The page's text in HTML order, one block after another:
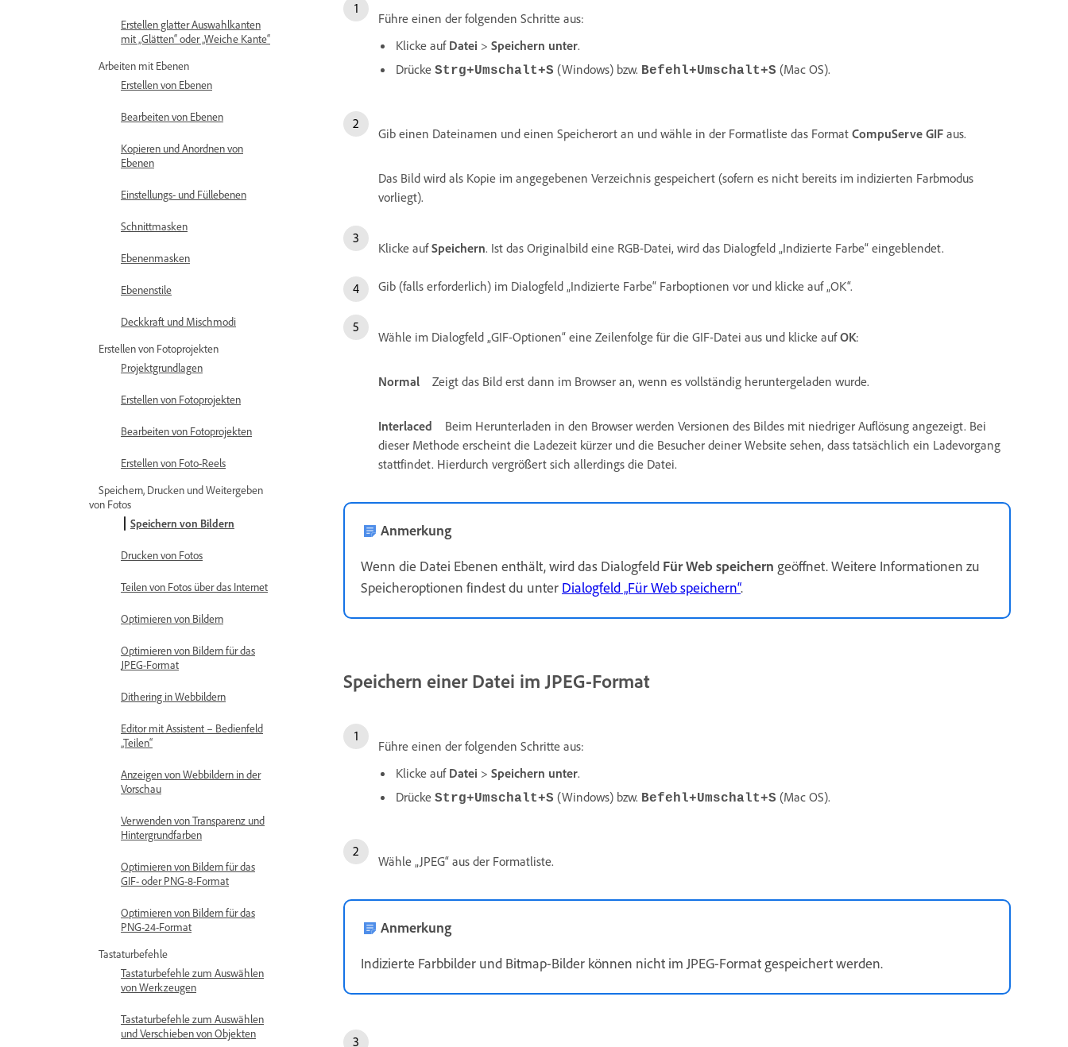
Erstellen glatter Auswahlkanten
mit „Glätten“ oder „Weiche Kante“
Arbeiten mit Ebenen
Erstellen von Ebenen
Bearbeiten von Ebenen
Kopieren und Anordnen von
Ebenen
Einstellungs- und Füllebenen
Schnittmasken
Ebenenmasken
Ebenenstile
Deckkraft und Mischmodi
Erstellen von Fotoprojekten
Projektgrundlagen
Erstellen von Fotoprojekten
Bearbeiten von Fotoprojekten
Erstellen von Foto-Reels
Speichern, Drucken und Weitergeben
von Fotos
Speichern von Bildern
Drucken von Fotos
Teilen von Fotos über das Internet
Optimieren von Bildern
Optimieren von Bildern für das
JPEG-Format
Dithering in Webbildern
Editor mit Assistent – Bedienfeld
„Teilen“
Anzeigen von Webbildern in der
Vorschau
Verwenden von Transparenz und
Hintergrundfarben
Optimieren von Bildern für das
GIF- oder PNG-8-Format
Optimieren von Bildern für das
PNG-24-Format
Tastaturbefehle
Tastaturbefehle zum Auswählen
von Werkzeugen
Tastaturbefehle zum Auswählen
und Verschieben von Objekten
Führe einen der folgenden Schritte aus:
Klicke auf Datei > Speichern unter.
Drücke Strg+Umschalt+S (Windows) bzw. Befehl+Umschalt+S (Mac OS).
Gib einen Dateinamen und einen Speicherort an und wähle in der Formatliste das Format CompuServe GIF aus.
Das Bild wird als Kopie im angegebenen Verzeichnis gespeichert (sofern es nicht bereits im indizierten Farbmodus
vorliegt).
Klicke aufSpeichern. Ist das Originalbild eine RGB-Datei, wird das Dialogfeld „Indizierte Farbe“ eingeblendet.
Gib (falls erforderlich) im Dialogfeld „Indizierte Farbe“ Farboptionen vor und klicke auf „OK“.
Wähle im Dialogfeld „GIF-Optionen“ eine Zeilenfolge für die GIF-Datei aus und klicke aufOK:
Normal Zeigt das Bild erst dann im Browser an, wenn es vollständig heruntergeladen wurde.
Interlaced
Beim Herunterladen in den Browser werden Versionen des Bildes mit niedriger Auflösung angezeigt. Bei
dieser Methode erscheint die Ladezeit kürzer und die Besucher deiner Website sehen, dass tatsächlich ein Ladevorgang
stattfindet. Hierdurch vergrößert sich allerdings die Datei.
Anmerkung
Wenn die Datei Ebenen enthält, wird das Dialogfeld Für Web speichern geöffnet. Weitere Informationen zu
Speicheroptionen findest du unter Dialogfeld „Für Web speichern“.
Speichern einer Datei im JPEG-Format
Führe einen der folgenden Schritte aus:
Klicke auf Datei > Speichern unter.
Drücke Strg+Umschalt+S (Windows) bzw. Befehl+Umschalt+S (Mac OS).
Wähle „JPEG“ aus der Formatliste.
Anmerkung
Indizierte Farbbilder und Bitmap-Bilder können nicht im JPEG-Format gespeichert werden.